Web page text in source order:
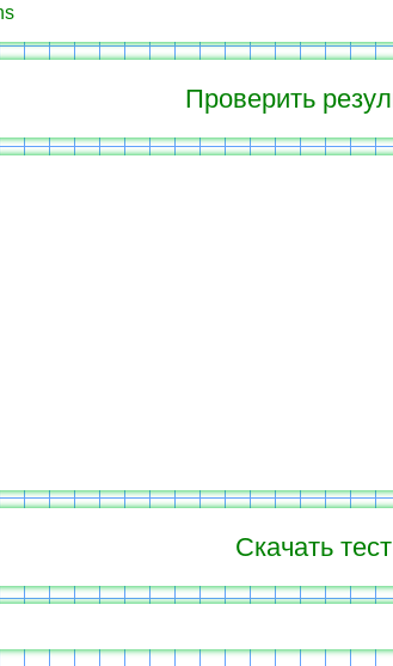
Скачать тест